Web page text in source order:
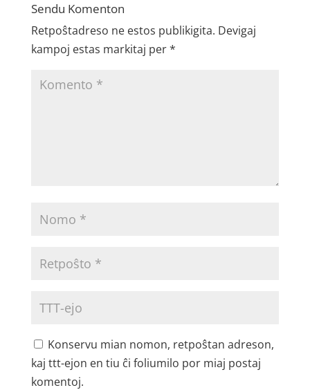
Sendu Komenton
Retpoŝtadreso ne estos publikigita. Devigaj
kampoj estas markitaj per*
Konservu mian nomon, retpoŝtan adreson,
kaj ttt-ejon en tiu ĉi foliumilo por miaj postaj
komentoj.